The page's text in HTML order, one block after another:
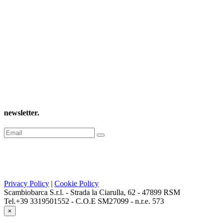
newsletter.
Privacy Policy | Cookie Policy
Scambiobarca S.r.l. - Strada la Ciarulla, 62 - 47899 RSM
Tel.+39 3319501552 - C.O.E SM27099 - n.r.e. 573
×